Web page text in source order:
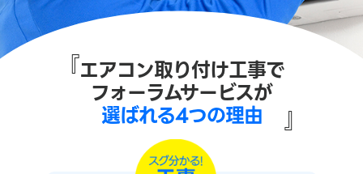
『エアコン取り付け工事で
フォーラムサービスが
選ばれる4つの理由 』